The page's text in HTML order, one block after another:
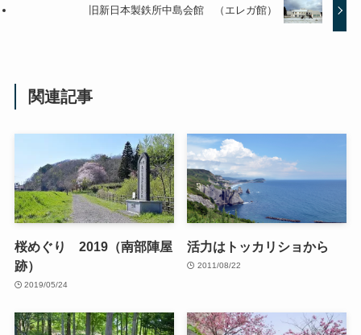
旧新日本製鉄所中島会館 （エレガ館）
関連記事
桜めぐり 2019（南部陣屋
跡）
2019/05/24
活力はトッカリショから
2011/08/22